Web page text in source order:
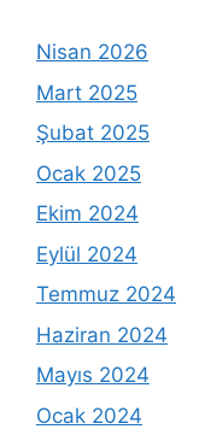
Nisan 2026
Mart 2025
Şubat 2025
Ocak 2025
Ekim 2024
Eylül 2024
Temmuz 2024
Haziran 2024
Mayıs 2024
Ocak 2024